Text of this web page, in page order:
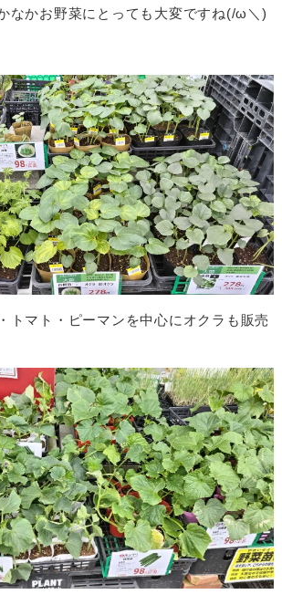
なかお野菜にとっても大変ですね(/ω＼)
トマト・ピーマンを中心にオクラも販売